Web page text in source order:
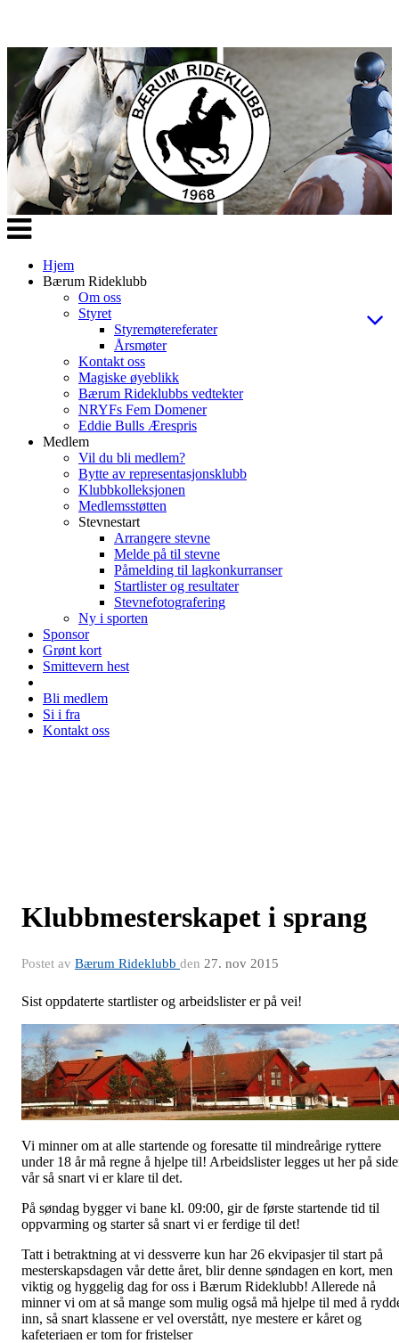
Veksle
navigasjon
Hjem
Bærum Rideklubb
Om oss
Styret
Styremøtereferater
Årsmøter
Kontakt oss
Magiske øyeblikk
Bærum Rideklubbs vedtekter
NRYFs Fem Domener
Eddie Bulls Ærespris
Medlem
Vil du bli medlem?
Bytte av representasjonsklubb
Klubbkolleksjonen
Medlemsstøtten
Stevnestart
Arrangere stevne
Melde på til stevne
Påmelding til lagkonkurranser
Startlister og resultater
Stevnefotografering
Ny i sporten
Sponsor
Grønt kort
Smittevern hest
Bli medlem
Si i fra
Kontakt oss
Klubbmesterskapet i sprang
Postet av Bærum Rideklubb den 27. nov 2015
Sist oppdaterte startlister og arbeidslister er på vei!
Vi minner om at alle startende og foresatte til mindreårige ryttere
under 18 år må regne å hjelpe til! Arbeidslister legges ut her på
vår så snart vi er klare til det.
På søndag bygger vi bane kl. 09:00, gir de første startende tid til
oppvarming og starter så snart vi er ferdige til det!
Tatt i betraktning at vi dessverre kun har 26 ekvipasjer til start på
mesterskapsdagen vår dette året, blir denne søndagen en kort, men
viktig og hyggelig dag for oss i Bærum Rideklubb! Allerede nå
minner vi om at så mange som mulig også må hjelpe til med å
inn, så snart klassene er vel overstått, nye mestere er kåret og
kafeteriaen er tom for fristelser